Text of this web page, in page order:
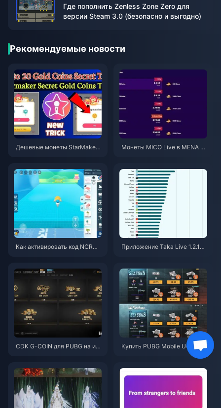
Где пополнить Zenless Zone Zero для
версии Steam 3.0 (безопасно и выгодно)
Рекомендуемые новости
Дешевые монеты StarMaker
Монеты MICO Live в MENA по
Как активировать код NCRCK
Приложение Taka Live 1.2.11
6 года? Причины и способы р
ешения
CDK G-COIN для PUBG на ию
ег?
Купить PUBG Mobile UC недо
рого для коллаборации с «На
стоимость, лучшие наборы и
безопасное пополнение